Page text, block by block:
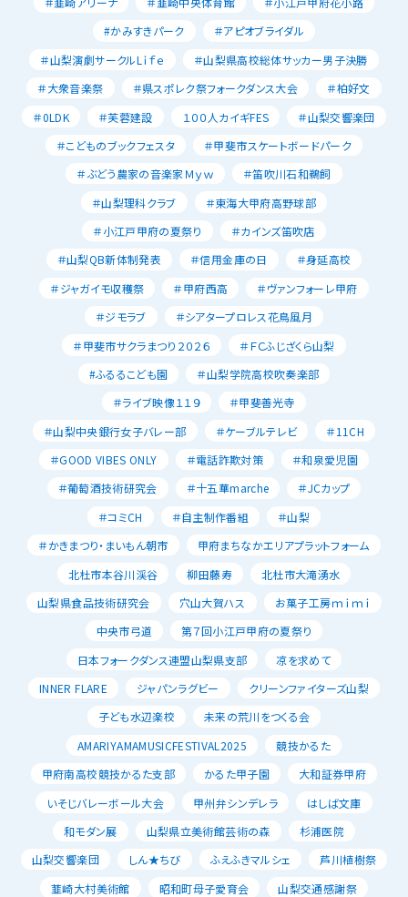
#かみすきパーク
＃アピオブライダル
＃山梨演劇サークルLｉｆｅ
＃山梨県高校総体サッカー男子決勝
＃大衆音楽祭
＃県スポレク祭フォークダンス大会
＃柏好文
＃0LDK
＃芙蓉建設 １００人カイギFES
＃山梨交響楽団
＃こどものブックフェスタ
＃甲斐市スケートボードパーク
＃ぶどう農家の音楽家Ｍｙｗ
＃笛吹川石和鵜飼
＃山梨理科クラブ
＃東海大甲府高野球部
＃小江戸甲府の夏祭り
＃カインズ笛吹店
＃山梨QB新体制発表
＃信用金庫の日
＃身延高校
＃ジャガイモ収穫祭
＃甲府西高
＃ヴァンフォーレ甲府
＃ジモラブ
＃シアタープロレス花鳥風月
＃甲斐市サクラまつり２０２６
＃ＦＣふじざくら山梨
#ふるるこども園
＃山梨学院高校吹奏楽部
＃ライブ映像１１９
＃甲斐善光寺
＃山梨中央銀行女子バレー部
＃ケーブルテレビ
＃11CH
＃GOOD VIBES ONLY
＃電話詐欺対策
＃和泉愛児園
＃葡萄酒技術研究会
＃十五華marche
＃JCカップ
＃コミCH
＃自主制作番組
＃山梨
＃かきまつり・まいもん朝市
甲府まちなかエリアプラットフォーム
北杜市本谷川渓谷
柳田藤寿
北杜市大滝湧水
山梨県食品技術研究会
穴山大賀ハス
お菓子工房ｍｉｍｉ
中央市弓道
第７回小江戸甲府の夏祭り
日本フォークダンス連盟山梨県支部
凉を求めて
INNER FLARE
ジャパンラグビー
クリーンファイターズ山梨
子ども水辺楽校
未来の荒川をつくる会
AMARIYAMAMUSICFESTIVAL2025
競技かるた
甲府南高校競技かるた支部
かるた甲子園
大和証券甲府
いそじバレーボール大会
甲州弁シンデレラ
はしば文庫
和モダン展
山梨県立美術館芸術の森
杉浦医院
山梨交響楽団
しん★ちび ふえふきマルシェ
芦川植樹祭
韮崎大村美術館
昭和町母子愛育会
山梨交通感謝祭